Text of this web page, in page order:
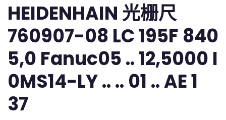
HEIDENHAIN 光栅尺
760907-08 LC 195F 840
5,0 Fanuc05 .. 12,5000 I
0MS14-LY .. .. 01 .. AE 1
37